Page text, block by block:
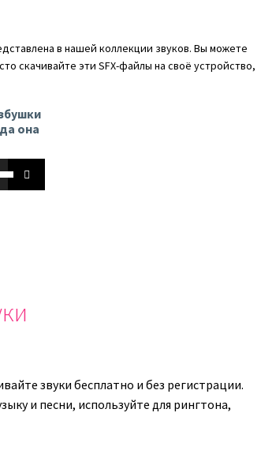
уменьшить
громкость.
в нашей коллекции звуков. Вы можете
скачивайте эти SFX-файлы на своё устройство,
она
звуки бесплатно и без регистрации.
и песни, используйте для рингтона,